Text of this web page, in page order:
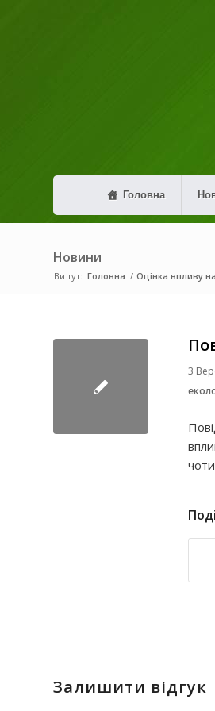
Головна
Новини
Ви тут: Головна / Оцінка впливу
3
Залишити відгук